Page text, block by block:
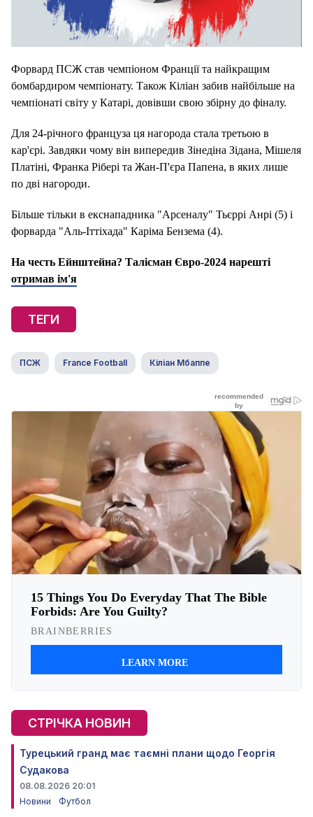
Форвард ПСЖ став чемпіоном Франції та найкращим
бомбардиром чемпіонату. Також Кіліан забив найбільше на
чемпіонаті світу у Катарі, довівши свою збірну до фіналу.
Для 24-річного француза ця нагорода стала третьою в
кар'єрі. Завдяки чому він випередив Зінедіна Зідана, Мішеля
Платіні, Франка Рібері та Жан-П'єра Папена, в яких лише
по дві нагороди.
Більше тільки в екснападника "Арсеналу" Тьєррі Анрі (5) і
форварда "Аль-Іттіхада" Каріма Бензема (4).
На честь Ейнштейна? Талісман Євро-2024 нарешті
отримав ім'я
ТЕГИ
ПСЖ France Football Кіліан Мбаппе
СТРІЧКА НОВИН
Турецький гранд має таємні плани щодо Георгія
Судакова
08.08.2026 20:01
Новини
Футбол